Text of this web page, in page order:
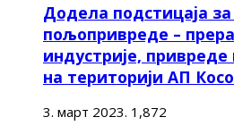
Додела подстицаја
пољопривреде –
индустрије,
на територији АП
3. март 2023. 1,872